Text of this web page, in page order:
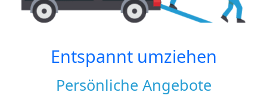
Entspannt umziehen
Persönliche Angebote